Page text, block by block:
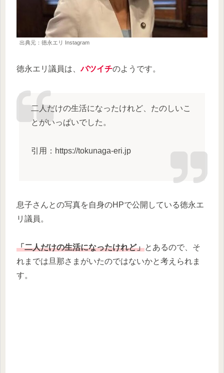
出典元：徳永エリ Instagram
徳永エリ議員は、バツイチのようです。
二人だけの生活になったけれど、たのしいこ
とがいっぱいでした。
引用：https://tokunaga-eri.jp
息子さんとの写真を自身のHPで公開している徳永エ
リ議員。
「二人だけの生活になったけれど」とあるので、そ
れまでは旦那さまがいたのではないかと考えられま
す。